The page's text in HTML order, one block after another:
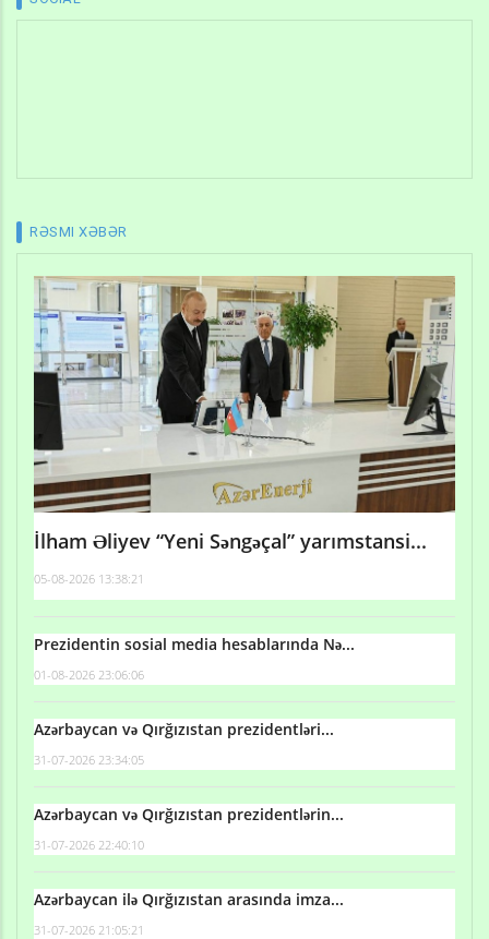
RƏSMI XƏBƏR
İlham Əliyev “Yeni Səngəçal” yarımstansi...
05-08-2026 13:38:21
Prezidentin sosial media hesablarında Nə...
01-08-2026 23:06:06
Azərbaycan və Qırğızıstan prezidentləri...
31-07-2026 23:34:05
Azərbaycan və Qırğızıstan prezidentlərin...
31-07-2026 22:40:10
Azərbaycan ilə Qırğızıstan arasında imza...
31-07-2026 21:05:21